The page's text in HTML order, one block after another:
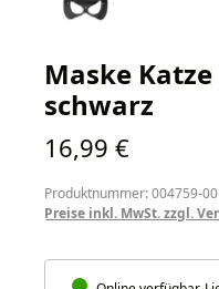
Maske
schwarz
Regulärer Preis:
16,99 €
Produktnummer: 004759-
Preise inkl. MwSt. zzgl.